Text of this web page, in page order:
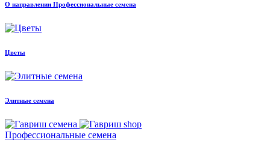
О направлении Профессиональные семена
Цветы
Элитные семена
Профессиональные семена